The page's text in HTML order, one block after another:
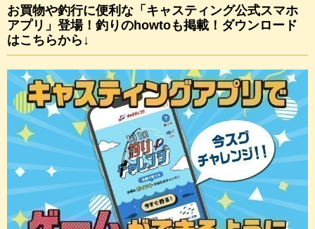
お買物や釣行に便利な「キャスティング公式スマホ
アプリ」登場！釣りのhowtoも掲載！ダウンロード
はこちらから↓